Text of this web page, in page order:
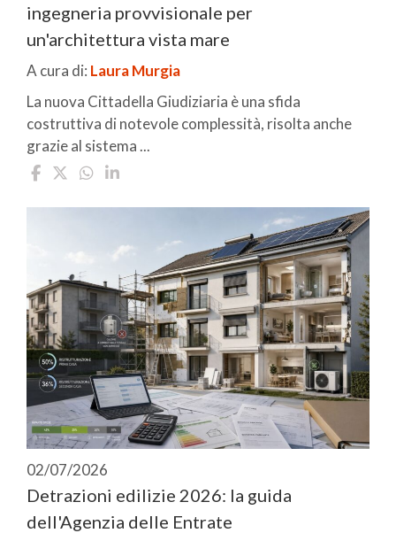
ingegneria provvisionale per
un'architettura vista mare
A cura di: Laura Murgia
La nuova Cittadella Giudiziaria è una sfida
costruttiva di notevole complessità, risolta anche
grazie al sistema ...
02/07/2026
Detrazioni edilizie 2026: la guida
dell'Agenzia delle Entrate